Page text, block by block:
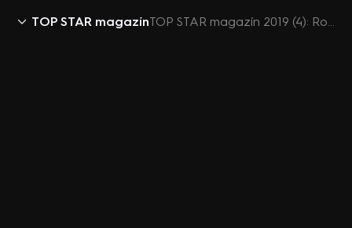
TOP STAR magazín TOP STAR magazín 2019 (4): Rodina Jiřího pomeje musela zavést bezpečnostní opatření